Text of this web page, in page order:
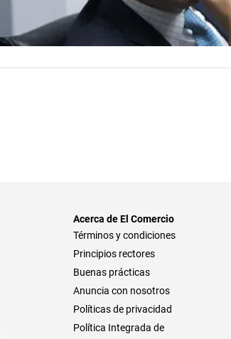
Acerca de El Comercio
Términos y condiciones
Principios rectores
Buenas prácticas
Anuncia con nosotros
Políticas de privacidad
Política Integrada de